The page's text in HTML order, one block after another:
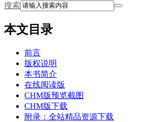
搜索
本文目录
前言
版权说明
本书简介
在线阅读版
CHM版预览截图
CHM版下载
附录：全站精品资源下载